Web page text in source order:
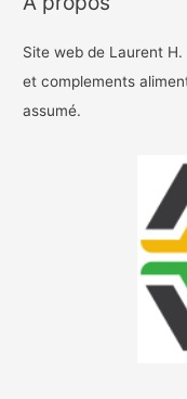
Site web de Laurent
et complements
assumé.